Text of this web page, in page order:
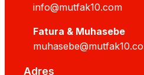
info@mutfak10.com
Fatura & Muhasebe
Adres